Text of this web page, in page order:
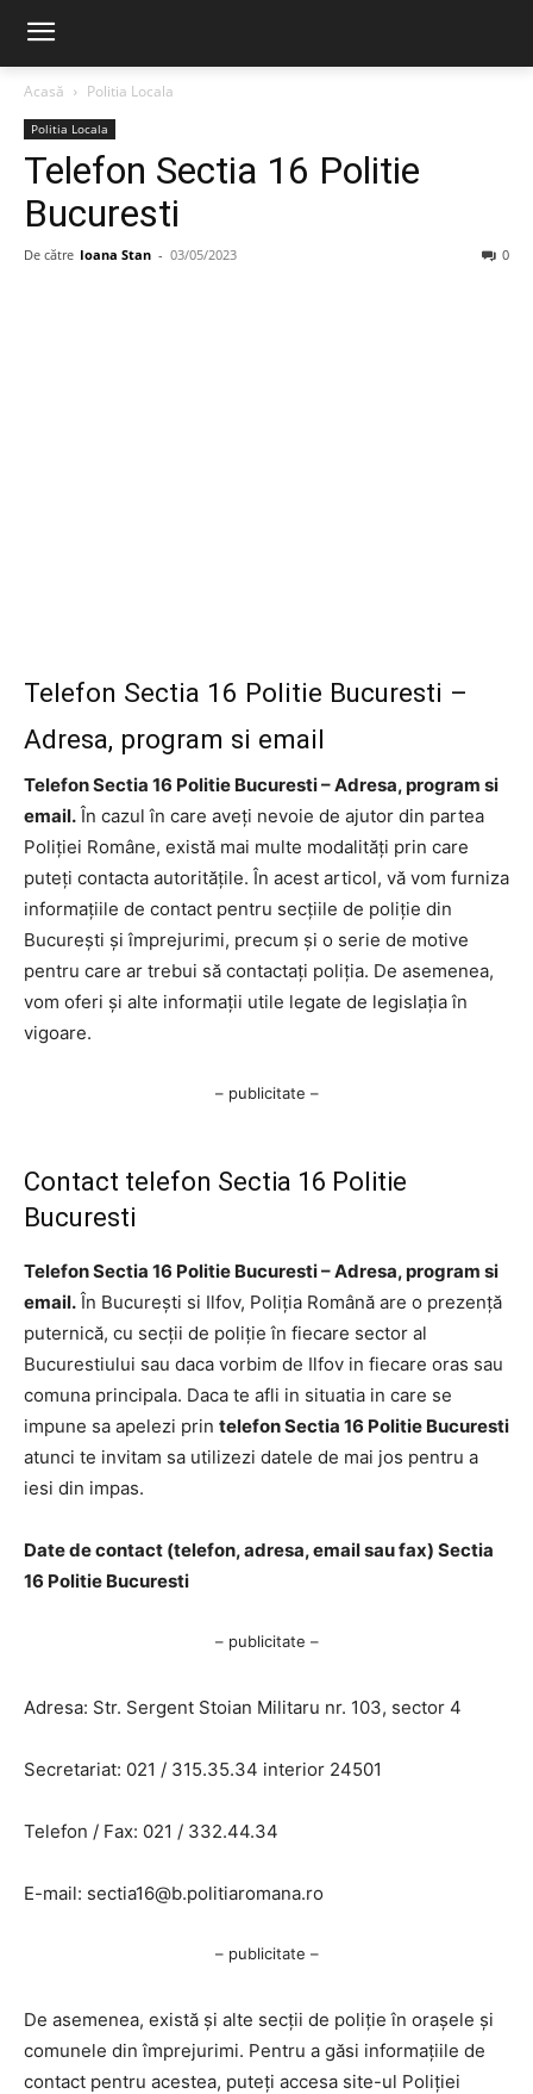
Acasă Politia Locala
Politia Locala
Telefon Sectia 16 Politie
Bucuresti
De către Ioana Stan - 03/05/2023 0
Telefon Sectia 16 Politie Bucuresti –
Adresa, program si email
Telefon Sectia 16 Politie Bucuresti – Adresa, program si
email. În cazul în care aveți nevoie de ajutor din partea
Poliției Române, există mai multe modalități prin care
puteți contacta autoritățile. În acest articol, vă vom furniza
informațiile de contact pentru secțiile de poliție din
București și împrejurimi, precum și o serie de motive
pentru care ar trebui să contactați poliția. De asemenea,
vom oferi și alte informații utile legate de legislația în
vigoare.
– publicitate –
Contact telefon Sectia 16 Politie
Bucuresti
Telefon Sectia 16 Politie Bucuresti – Adresa, program si
email. În București si Ilfov, Poliția Română are o prezență
puternică, cu secții de poliție în fiecare sector al
Bucurestiului sau daca vorbim de Ilfov in fiecare oras sau
comuna principala. Daca te afli in situatia in care se
impune sa apelezi prin telefon Sectia 16 Politie Bucuresti
atunci te invitam sa utilizezi datele de mai jos pentru a
iesi din impas.
Date de contact (telefon, adresa, email sau fax) Sectia
16 Politie Bucuresti
– publicitate –
Adresa: Str. Sergent Stoian Militaru nr. 103, sector 4
Secretariat: 021 / 315.35.34 interior 24501
Telefon / Fax: 021 / 332.44.34
E-mail: sectia16@b.politiaromana.ro
– publicitate –
De asemenea, există și alte secții de poliție în orașele și
comunele din împrejurimi. Pentru a găsi informațiile de
contact pentru acestea, puteți accesa site-ul Poliției